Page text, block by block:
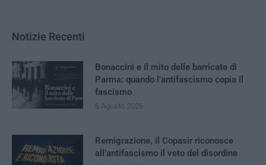
Notizie Recenti
Bonaccini e il mito delle barricate di
Parma: quando l’antifascismo copia il
fascismo
6 Agosto 2026
Remigrazione, il Copasir riconosce
all’antifascismo il veto del disordine